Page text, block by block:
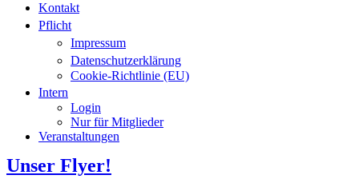
Kontakt
Pflicht
Impressum
Datenschutzerklärung
Cookie-Richtlinie (EU)
Intern
Login
Nur für Mitglieder
Veranstaltungen
Unser Flyer!